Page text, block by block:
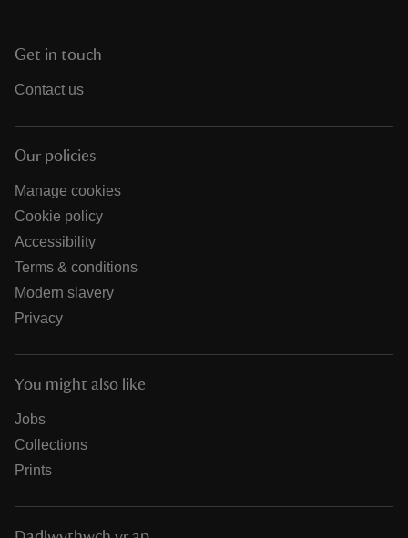
Get in touch
Contact us
Our policies
Manage cookies
Cookie policy
Accessibility
Terms & conditions
Modern slavery
Privacy
You might also like
Jobs
Collections
Prints